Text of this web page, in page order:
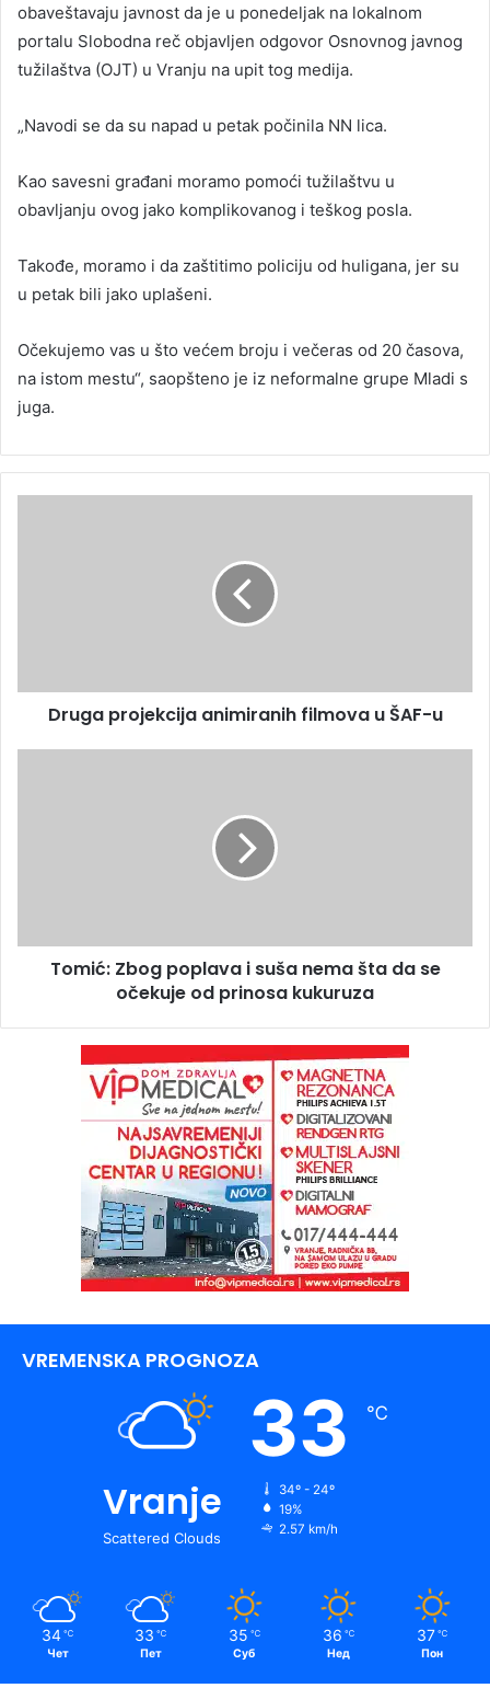
obaveštavaju javnost da je u ponedeljak na lokalnom
portalu Slobodna reč objavljen odgovor Osnovnog javnog
tužilaštva (OJT) u Vranju na upit tog medija.
„Navodi se da su napad u petak počinila NN lica.
Kao savesni građani moramo pomoći tužilaštvu u
obavljanju ovog jako komplikovanog i teškog posla.
Takođe, moramo i da zaštitimo policiju od huligana, jer su
u petak bili jako uplašeni.
Očekujemo vas u što većem broju i večeras od 20 časova,
na istom mestu“, saopšteno je iz neformalne grupe Mladi s
juga.
Druga projekcija animiranih filmova u ŠAF-u
Tomić: Zbog poplava i suša nema šta da se
očekuje od prinosa kukuruza
VREMENSKA PROGNOZA
Vranje
Scattered Clouds
33 ℃
34º - 24º
19%
2.57 km/h
34 ℃
Чет
33 ℃
Пет
35 ℃
Суб
36 ℃
Нед
37 ℃
Пон